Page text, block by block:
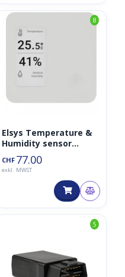
8
Elsys Temperature &
Humidity sensor
Display
CHF 77.00
exkl. MWST
5